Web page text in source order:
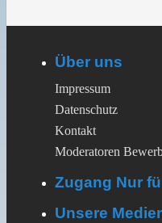
Über uns
Impressum
Datenschutz
Kontakt
Moderatoren
Zugang Nur
Unsere